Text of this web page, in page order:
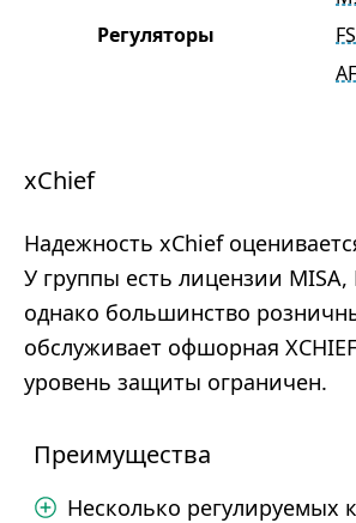
Регуляторы
xChief
Надежность xChief
У группы есть лицензии MISA,
однако большинство
обслуживает офшорная
уровень защиты ограничен.
Преимущества
Несколько регулируемых